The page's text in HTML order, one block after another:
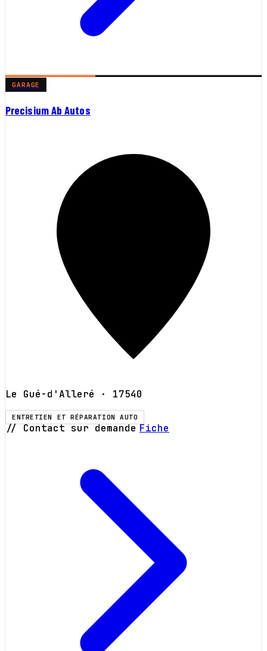
GARAGE
Precisium Ab Autos
Le Gué-d'Alleré · 17540
ENTRETIEN ET RÉPARATION AUTO
// Contact sur demande Fiche